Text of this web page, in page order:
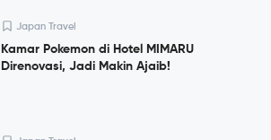
Japan Travel
Kamar Pokemon di Hotel MIMARU
Direnovasi, Jadi Makin Ajaib!